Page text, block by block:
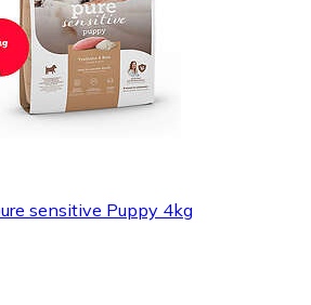
sensitive Puppy 4kg